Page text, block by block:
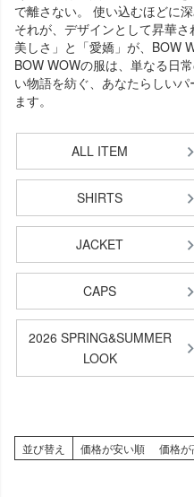
で離さない。 使い込むほどに
それが、デザインとして昇華
美しさ」と「愛嬌」が、BOW
BOW WOWの服は、単なる日
い物語を紡ぐ、あなたらしい
ます。
ALL ITEM
SHIRTS
JACKET
CAPS
2026 SPRING&SUMMER
LOOK
並び替え 価格が安い順 価格